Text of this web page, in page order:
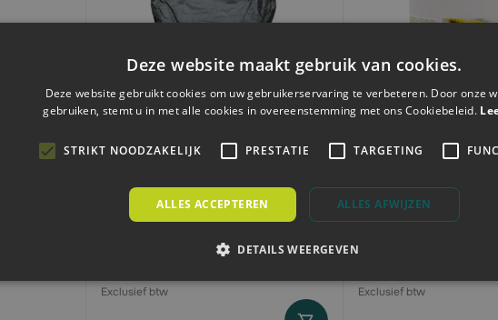
Carboxine P | spijsvertering |
korrel 0-200 µm | 15kg
SaluVet HerbaVit |
weerstandbooster |
Deze website maakt gebruik van cookies.
Deze website gebruikt cookies om uw gebruikerservaring te verbeteren. Door onze
gebruiken, stemt u in met alle cookies in overeenstemming met ons Cookiebeleid.
STRIKT NOODZAKELIJK PRESTATIE TARGETING
ALLES ACCEPTEREN ALLES AFWIJZEN
DETAILS WEERGEVEN